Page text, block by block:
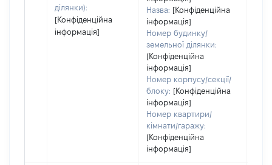
ділянки):
[Конфіденційна
інформація]
Назва: [Конфіденційна
інформація]
Номер будинку/
земельної ділянки:
[Конфіденційна
інформація]
Номер корпусу/секції/
блоку: [Конфіденційна
інформація]
Номер квартири/
кімнати/гаражу:
[Конфіденційна
інформація]